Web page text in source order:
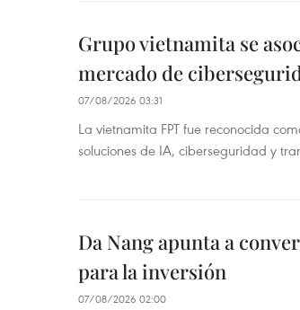
Grupo vietnamita se
mercado de
07/08/2026 03:31
La vietnamita FPT fue reconocida
soluciones de IA, ciberseguridad y
Da Nang apunta a
para la inversión
07/08/2026 02:00